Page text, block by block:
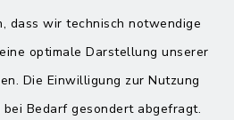
dass wir technisch notwendige
optimale Darstellung unserer
Die Einwilligung zur Nutzung
Bedarf gesondert abgefragt.